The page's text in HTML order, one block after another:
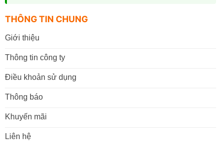
THÔNG TIN CHUNG
Giới thiệu
Thông tin công ty
Điều khoản sử dụng
Thông báo
Khuyến mãi
Liên hệ